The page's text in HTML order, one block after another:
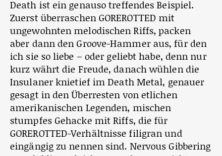
Death ist ein genauso treffendes Beispiel.
Zuerst überraschen GOREROTTED mit
ungewohnten melodischen Riffs, packen
aber dann den Groove-Hammer aus, für den
ich sie so liebe – oder geliebt habe, denn nur
kurz währt die Freude, danach wühlen die
Insulaner knietief im Death Metal, genauer
gesagt in den Überresten von etlichen
amerikanischen Legenden, mischen
stumpfes Gehacke mit Riffs, die für
GOREROTTED-Verhältnisse filigran und
eingängig zu nennen sind. Nervous Gibbering